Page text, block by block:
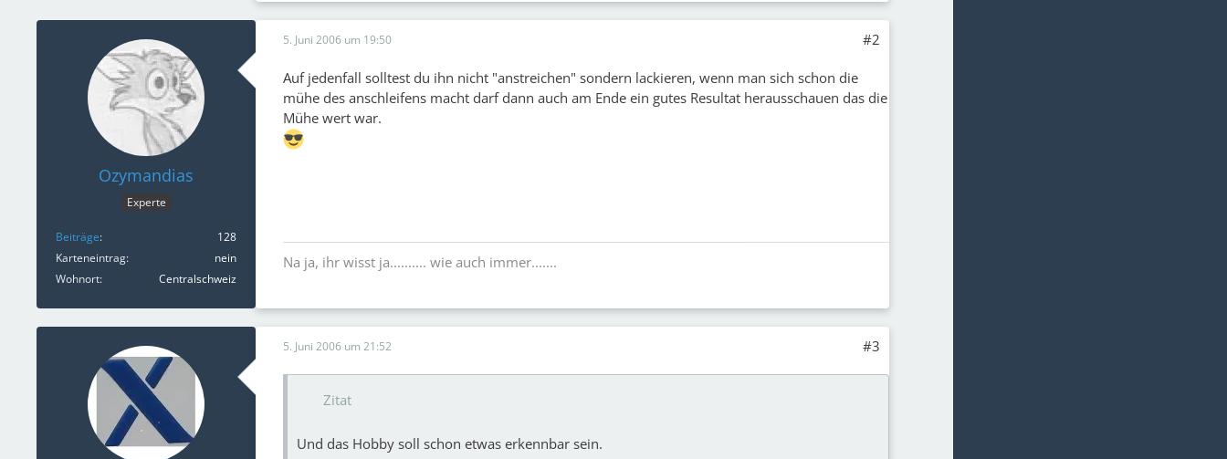
Ozymandias
Experte
Beiträge
128
Karteneintrag
nein
Wohnort
Centralschweiz
5. Juni 2006 um 19:50 #2
Auf jedenfall solltest du ihn nicht "anstreichen" sondern lackieren, wenn man sich schon die
mühe des anschleifens macht darf dann auch am Ende ein gutes Resultat herausschauen das die
Mühe wert war.
Na ja, ihr wisst ja.......... wie auch immer.......
5. Juni 2006 um 21:52 #3
Zitat
Und das Hobby soll schon etwas erkennbar sein.